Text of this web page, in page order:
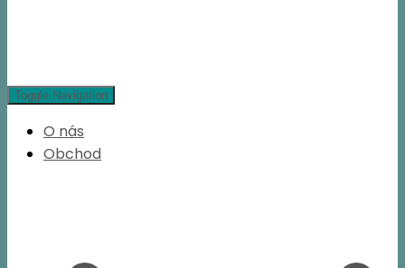
Toggle Navigation
O nás
Obchod